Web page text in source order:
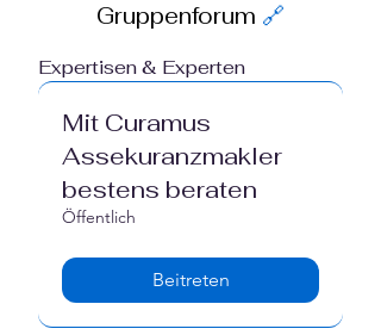
Gruppenforum 🔗
Expertisen & Experten
Mit Curamus
Assekuranzmakler
bestens beraten
Öffentlich
Beitreten